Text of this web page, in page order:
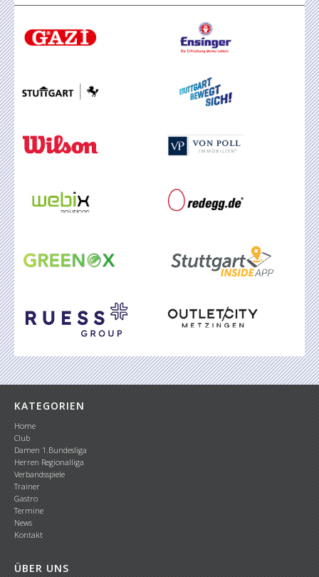
KATEGORIEN
Home
Club
Damen 1.Bundesliga
Herren Regionalliga
Verbandsspiele
Trainer
Gastro
Termine
News
Kontakt
ÜBER UNS